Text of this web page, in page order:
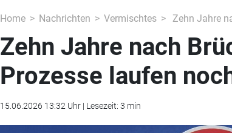
Home Nachrichten Vermischtes Zehn Jahre
Zehn Jahre nach
Prozesse laufen
15.06.2026 13:32 Uhr | Lesezeit: 3 min